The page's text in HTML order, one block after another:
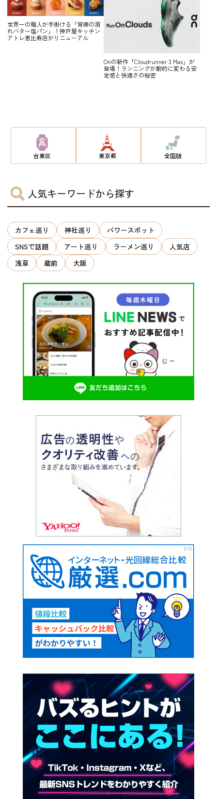
世界一の職人が手掛ける「背徳の溺
れバター塩パン」！神戸屋キッチン
アトレ恵比寿店がリニューアル
Onの新作「Cloudrunner 3 Max」が
登場！ランニングが劇的に変わる安
定感と快適さの秘密
台東区 東京都 全国版
人気キーワードから探す
カフェ巡り 神社巡り
パワースポット
SNSで話題
アート巡り ラーメン巡り
人気店
浅草
蔵前 大阪